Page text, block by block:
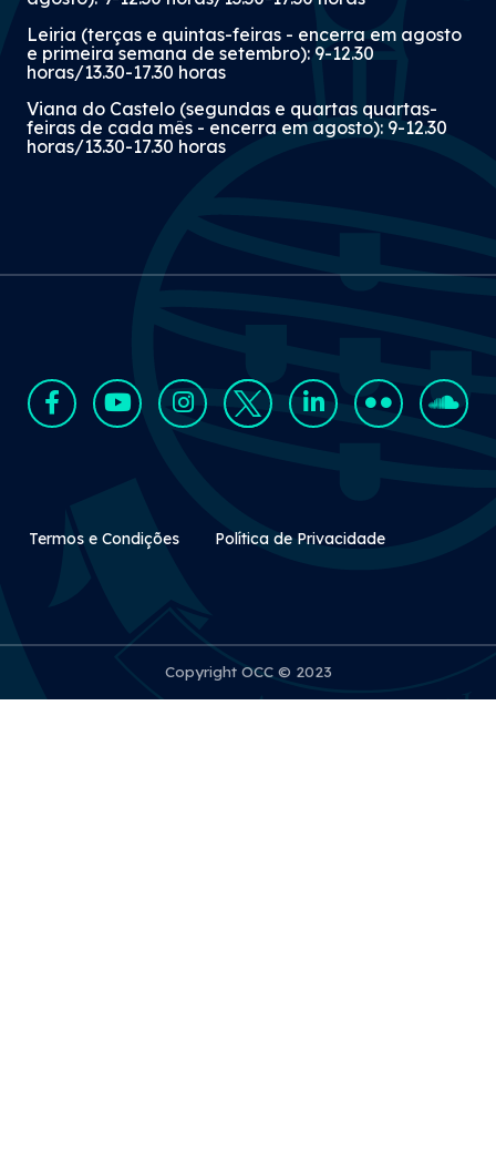
Leiria (terças e quintas-feiras - encerra em agosto
e primeira semana de setembro): 9-12.30
horas/13.30-17.30 horas
Viana do Castelo (segundas e quartas quartas-
feiras de cada mês - encerra em agosto): 9-12.30
horas/13.30-17.30 horas
Rodapé Secundário
Termos e Condições Política de Privacidade
Copyright OCC © 2023